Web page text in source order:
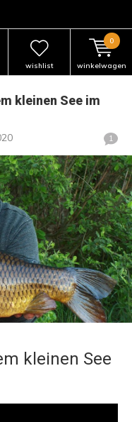
wishlist winkelwagen
0
kleinen See im
1
kleinen See